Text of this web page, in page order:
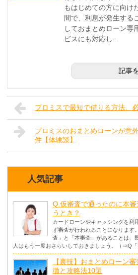
もはじめての方に向け
間で、利息が発生する
しておまとめローン専
ビスにも対応し...
記事
プロミスで最短で借りる方法、
プロミスのおまとめローンが意
件【体験談】
人気記事
Q.仮審査で通ったのに本
うとき？
カードローンやキャッシングを利
ず審査が行われることになります
査」と「本審査」があることは、
人はもう一度おさらいしておきましょう。（⇒Q「
【裏技】おまとめローン
徴と攻略法10選